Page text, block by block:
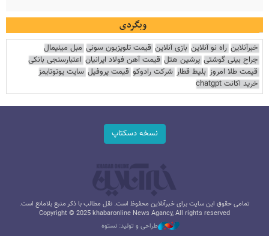
وبگردی
خبرآنلاین راه نو آنلاین بازی آنلاین قیمت تلویزیون سونی مبل مینیمال
جراح بینی گوشتی پرشین هتل قیمت آهن فولاد ایرانیان اعتبارسنجی بانکی
قیمت طلا امروز بلیط قطار شرکت رادوکو قیمت پروفیل سایت یوتوتایمز
خرید اکانت chatgpt
نسخه دسکتاپ
تمامی حقوق این سایت برای خبرآنلاین محفوظ است. نقل مطالب با ذکر منبع بلامانع است.
Copyright © 2025 khabaronline News Agancy, All rights reserved
طراحی و تولید: نستوه